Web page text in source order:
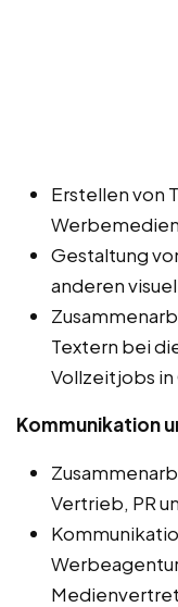
Erstellen von
Gestaltung
anderen
Textern bei
Vollzeitjobs
Kommunikation
Vertrieb, PR